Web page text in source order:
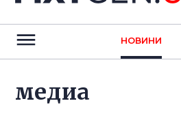
НОВИНИ
медиа